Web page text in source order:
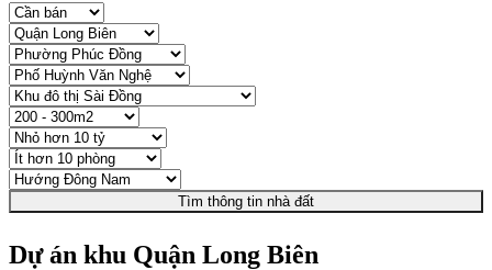
Tìm thông tin nhà đất
Dự án khu Quận Long Biên